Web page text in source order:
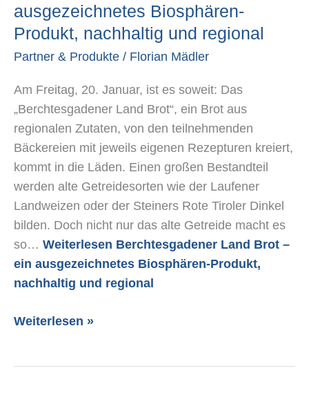
ausgezeichnetes Biosphären-
Produkt, nachhaltig und regional
Partner & Produkte / Florian Mädler
Am Freitag, 20. Januar, ist es soweit: Das
„Berchtesgadener Land Brot“, ein Brot aus
regionalen Zutaten, von den teilnehmenden
Bäckereien mit jeweils eigenen Rezepturen kreiert,
kommt in die Läden. Einen großen Bestandteil
werden alte Getreidesorten wie der Laufener
Landweizen oder der Steiners Rote Tiroler Dinkel
bilden. Doch nicht nur das alte Getreide macht es
so… Weiterlesen Berchtesgadener Land Brot –
ein ausgezeichnetes Biosphären-Produkt,
nachhaltig und regional
Weiterlesen »